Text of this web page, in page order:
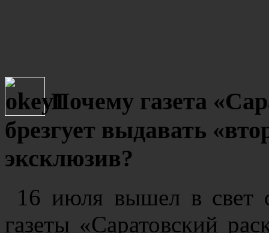
Почему газета
брезгует выдавать
эксклюзив?
16 июля вышел в свет
газеты «Саратовский